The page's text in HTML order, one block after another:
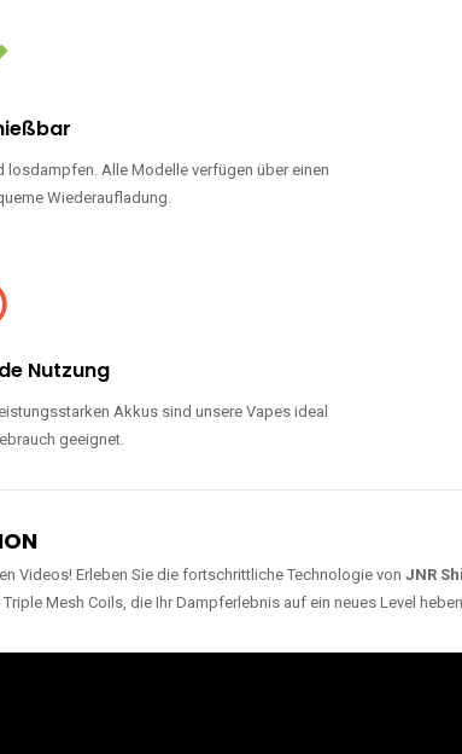
Alle Modelle verfügen über einen
Wiederaufladung.
Nutzung
Akkus sind unsere Vapes ideal
geeignet.
Videos! Erleben Sie die fortschrittliche Technologie von JNR
Mesh Coils, die Ihr Dampferlebnis auf ein neues Level